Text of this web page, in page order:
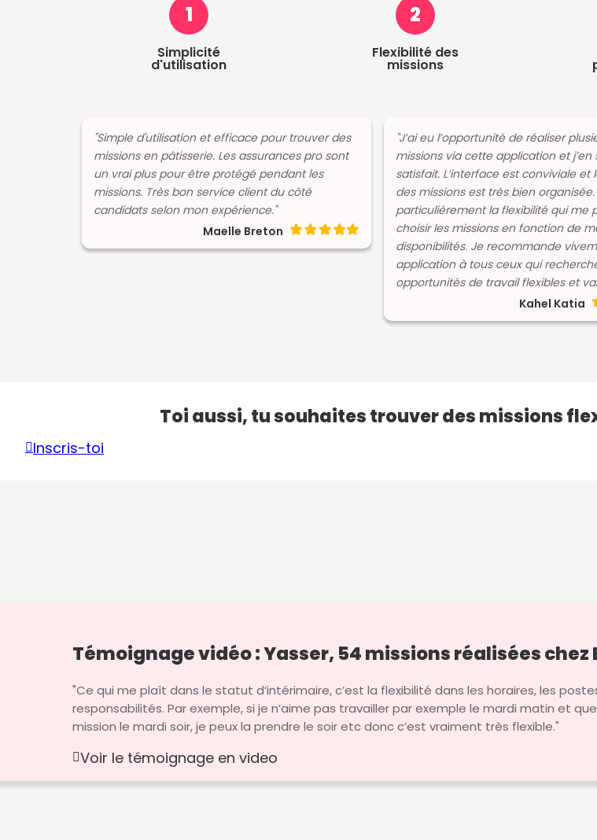
1
Simplicité
d'utilisation
2
Flexibilité des
missions
"Simple d'utilisation et efficace pour trouver des
missions en pâtisserie. Les assurances pro sont
un vrai plus pour être protégé pendant les
missions. Très bon service client du côté
candidats selon mon expérience."
Maelle Breton
"J’ai eu l’opportunité de réaliser
missions via cette application et j’en
satisfait. L’interface est conviviale et
des missions est très bien organisée.
particulièrement la flexibilité qui me
choisir les missions en fonction de
disponibilités. Je recommande
application à tous ceux qui
opportunités de travail flexibles et
Kahel Katia
Toi aussi, tu souhaites trouver des missions
Inscris-toi
Témoignage vidéo : Yasser, 54 missions réalisées
"Ce qui me plaît dans le statut d’intérimaire, c’est la flexibilité dans les horaires, les
responsabilités. Par exemple, si je n’aime pas travailler par exemple le mardi matin et
mission le mardi soir, je peux la prendre le soir etc donc c’est vraiment très flexible."
Voir le témoignage en video